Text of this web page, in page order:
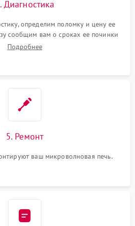
Диагностика
определим поломку и цену ее
сообщим вам о сроках ее починки
Подробнее
5. Ремонт
ваш микроволновая печь.